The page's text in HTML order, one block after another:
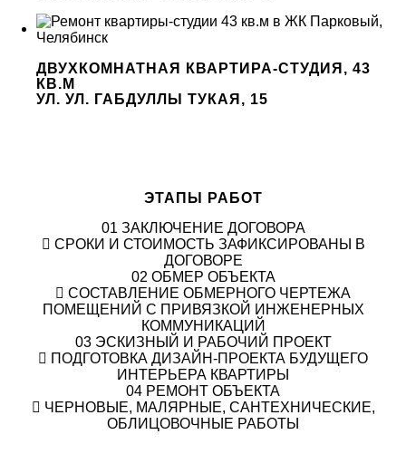
ДВУХКОМНАТНАЯ КВАРТИРА-СТУДИЯ, 43
КВ.М
УЛ. УЛ. ГАБДУЛЛЫ ТУКАЯ, 15
ЭТАПЫ РАБОТ
01 ЗАКЛЮЧЕНИЕ ДОГОВОРА
СРОКИ И СТОИМОСТЬ ЗАФИКСИРОВАНЫ В
ДОГОВОРЕ
02 ОБМЕР ОБЪЕКТА
СОСТАВЛЕНИЕ ОБМЕРНОГО ЧЕРТЕЖА
ПОМЕЩЕНИЙ С ПРИВЯЗКОЙ ИНЖЕНЕРНЫХ
КОММУНИКАЦИЙ
03 ЭСКИЗНЫЙ И РАБОЧИЙ ПРОЕКТ
ПОДГОТОВКА ДИЗАЙН-ПРОЕКТА БУДУЩЕГО
ИНТЕРЬЕРА КВАРТИРЫ
04 РЕМОНТ ОБЪЕКТА
ЧЕРНОВЫЕ, МАЛЯРНЫЕ, САНТЕХНИЧЕСКИЕ,
ОБЛИЦОВОЧНЫЕ РАБОТЫ